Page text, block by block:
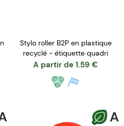
Stylo roller B2P en plastique
recyclé - étiquette quadri
A partir de 1.59 €
A